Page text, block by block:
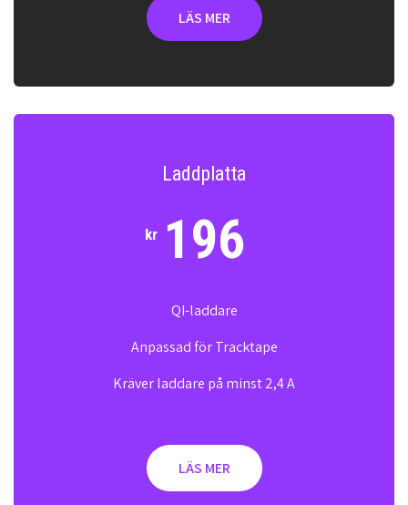
LÄS MER
Laddplatta
kr 196
QI-laddare
Anpassad för Tracktape
Kräver laddare på minst 2,4 A
LÄS MER